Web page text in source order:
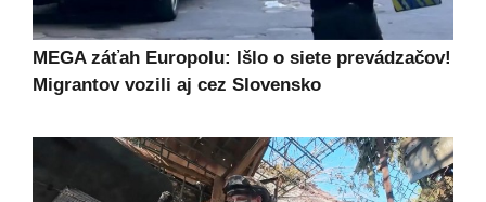
MEGA záťah Europolu: Išlo o siete prevádzačov!
Migrantov vozili aj cez Slovensko